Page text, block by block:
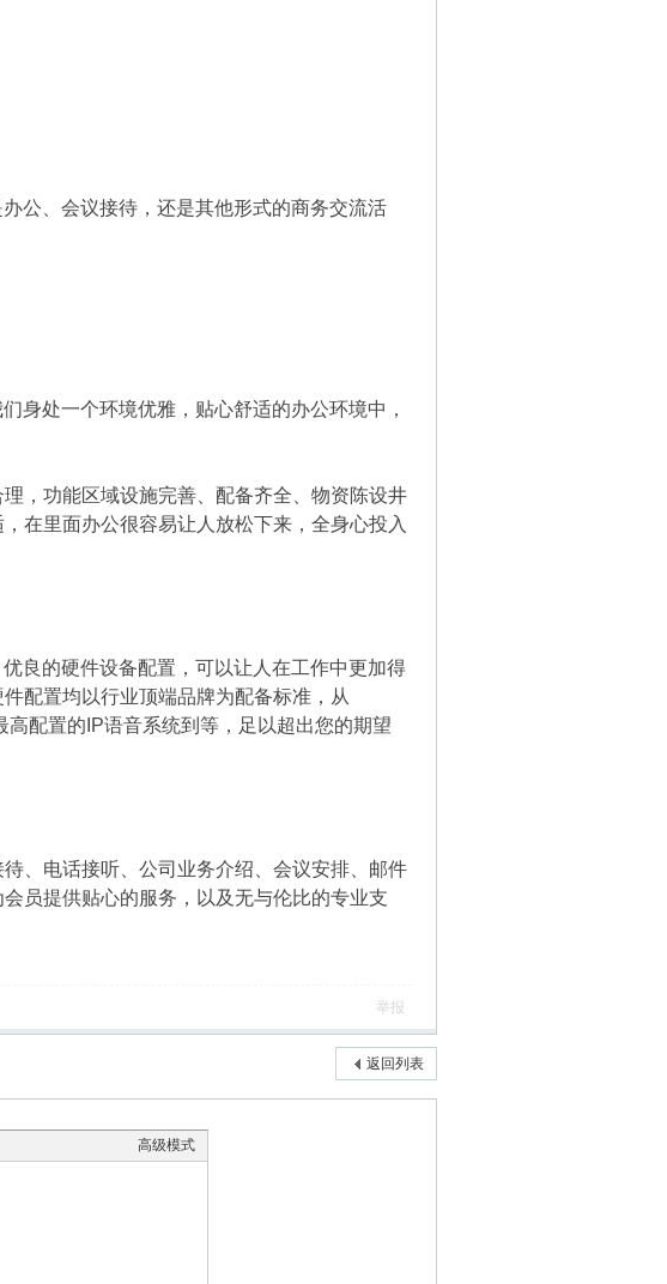
、会议接待，还是其他形式的商务交流活
处一个环境优雅，贴心舒适的办公环境中，
功能区域设施完善、配备齐全、物资陈设井
在里面办公很容易让人放松下来，全身心投入
的硬件设备配置，可以让人在工作中更加得
配置均以行业顶端品牌为配备标准，从
配置的IP语音系统到等，足以超出您的期望
电话接听、公司业务介绍、会议安排、邮件
员提供贴心的服务，以及无与伦比的专业支
举报
返回列表
高级模式